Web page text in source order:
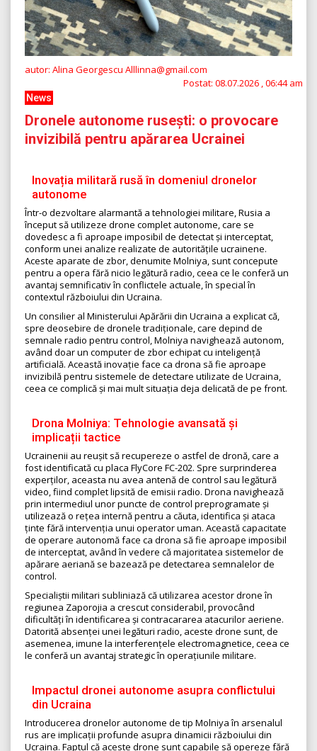
autor: Alina Georgescu Alllinna@gmail.com
Postat: 08.07.2026 , 06:44 am
News
Dronele autonome rusești: o provocare
invizibilă pentru apărarea Ucrainei
Inovația militară rusă în domeniul dronelor
autonome
Într-o dezvoltare alarmantă a tehnologiei militare, Rusia a
început să utilizeze drone complet autonome, care se
dovedesc a fi aproape imposibil de detectat și interceptat,
conform unei analize realizate de autoritățile ucrainene.
Aceste aparate de zbor, denumite Molniya, sunt concepute
pentru a opera fără nicio legătură radio, ceea ce le conferă un
avantaj semnificativ în conflictele actuale, în special în
contextul războiului din Ucraina.
Un consilier al Ministerului Apărării din Ucraina a explicat că,
spre deosebire de dronele tradiționale, care depind de
semnale radio pentru control, Molniya navighează autonom,
având doar un computer de zbor echipat cu inteligență
artificială. Această inovație face ca drona să fie aproape
invizibilă pentru sistemele de detectare utilizate de Ucraina,
ceea ce complică și mai mult situația deja delicată de pe front.
Drona Molniya: Tehnologie avansată și
implicații tactice
Ucrainenii au reușit să recupereze o astfel de dronă, care a
fost identificată cu placa FlyCore FC-202. Spre surprinderea
experților, aceasta nu avea antenă de control sau legătură
video, fiind complet lipsită de emisii radio. Drona navighează
prin intermediul unor puncte de control preprogramate și
utilizează o rețea internă pentru a căuta, identifica și ataca
ținte fără intervenția unui operator uman. Această capacitate
de operare autonomă face ca drona să fie aproape imposibil
de interceptat, având în vedere că majoritatea sistemelor de
apărare aeriană se bazează pe detectarea semnalelor de
control.
Specialiștii militari subliniază că utilizarea acestor drone în
regiunea Zaporojia a crescut considerabil, provocând
dificultăți în identificarea și contracararea atacurilor aeriene.
Datorită absenței unei legături radio, aceste drone sunt, de
asemenea, imune la interferențele electromagnetice, ceea ce
le conferă un avantaj strategic în operațiunile militare.
Impactul dronei autonome asupra conflictului
din Ucraina
Introducerea dronelor autonome de tip Molniya în arsenalul
rus are implicații profunde asupra dinamicii războiului din
Ucraina. Faptul că aceste drone sunt capabile să opereze fără